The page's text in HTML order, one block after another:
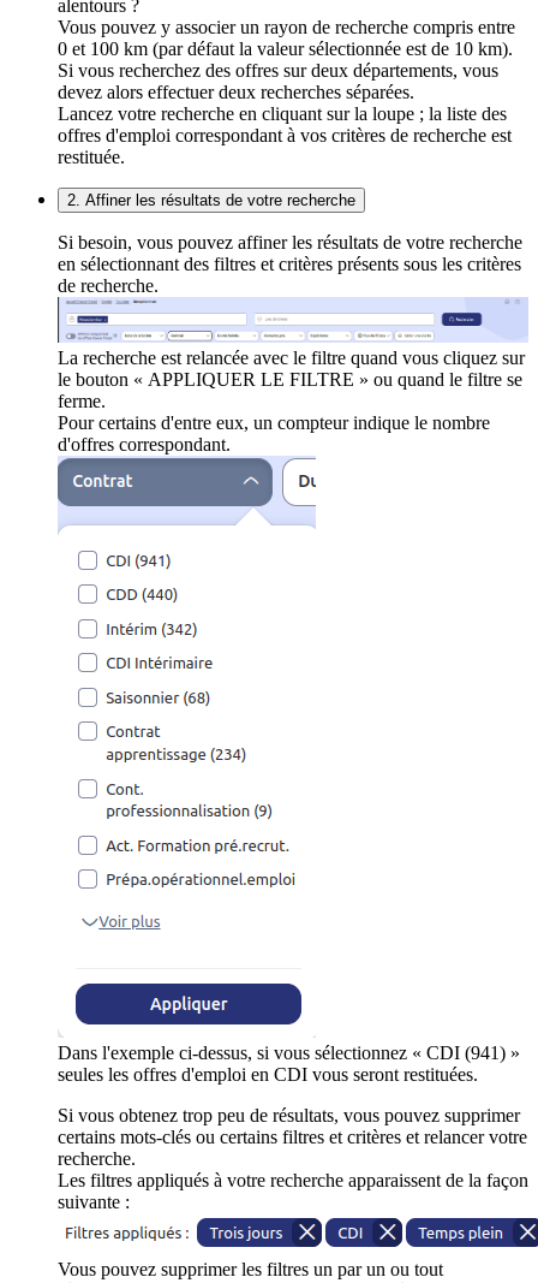
alentours ?
Vous pouvez y associer un rayon de recherche compris entre
0 et 100 km (par défaut la valeur sélectionnée est de 10 km).
Si vous recherchez des offres sur deux départements, vous
devez alors effectuer deux recherches séparées.
Lancez votre recherche en cliquant sur la loupe ; la liste des
offres d'emploi correspondant à vos critères de recherche est
restituée.
2. Affiner les résultats de votre recherche
Si besoin, vous pouvez affiner les résultats de votre recherche
en sélectionnant des filtres et critères présents sous les critères
de recherche.
La recherche est relancée avec le filtre quand vous cliquez sur
le bouton « APPLIQUER LE FILTRE » ou quand le filtre se
ferme.
Pour certains d'entre eux, un compteur indique le nombre
d'offres correspondant.
Dans l'exemple ci-dessus, si vous sélectionnez « CDI (941) »
seules les offres d'emploi en CDI vous seront restituées.
Si vous obtenez trop peu de résultats, vous pouvez supprimer
certains mots-clés ou certains filtres et critères et relancer votre
recherche.
Les filtres appliqués à votre recherche apparaissent de la façon
suivante :
Vous pouvez supprimer les filtres un par un ou tout